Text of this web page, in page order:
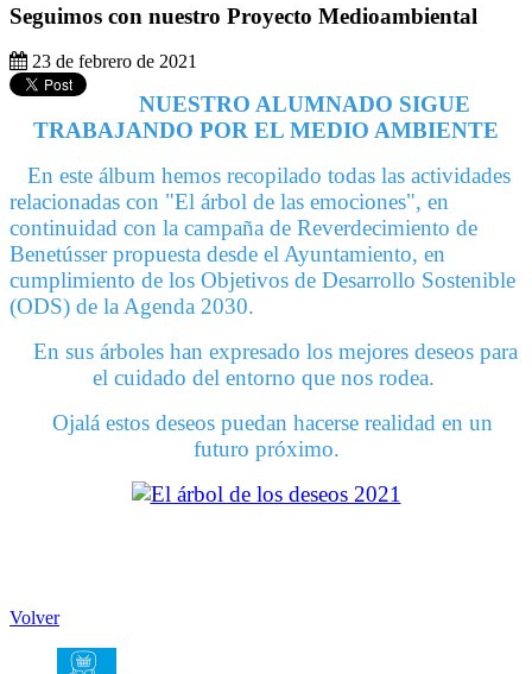
Seguimos con nuestro Proyecto Medioambiental
23 de febrero de 2021
NUESTRO ALUMNADO SIGUE
TRABAJANDO POR EL MEDIO AMBIENTE
En este álbum hemos recopilado todas las actividades
relacionadas con "El árbol de las emociones", en
continuidad con la campaña de Reverdecimiento de
Benetússer propuesta desde el Ayuntamiento, en
cumplimiento de los Objetivos de Desarrollo Sostenible
(ODS) de la Agenda 2030.
En sus árboles han expresado los mejores deseos para
el cuidado del entorno que nos rodea.
Ojalá estos deseos puedan hacerse realidad en un
futuro próximo.
Volver